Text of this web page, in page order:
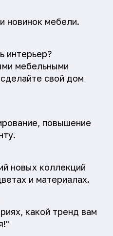
новинок мебели.
интерьер?
мебельными
свой дом
повышение
новых коллекций
и материалах.
какой тренд вам